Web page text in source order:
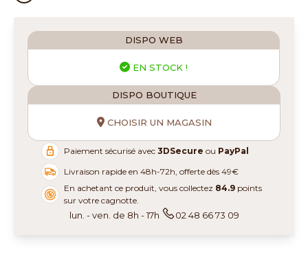
DISPO WEB
EN STOCK !
DISPO BOUTIQUE
CHOISIR UN MAGASIN
Paiement sécurisé avec3DSecure ou PayPal
Livraison rapide en 48h-72h, offerte dès 49€
En achetant ce produit, vous collectez 84.9 points
sur votre cagnotte.
lun. - ven. de 8h - 17h 02 48 66 73 09